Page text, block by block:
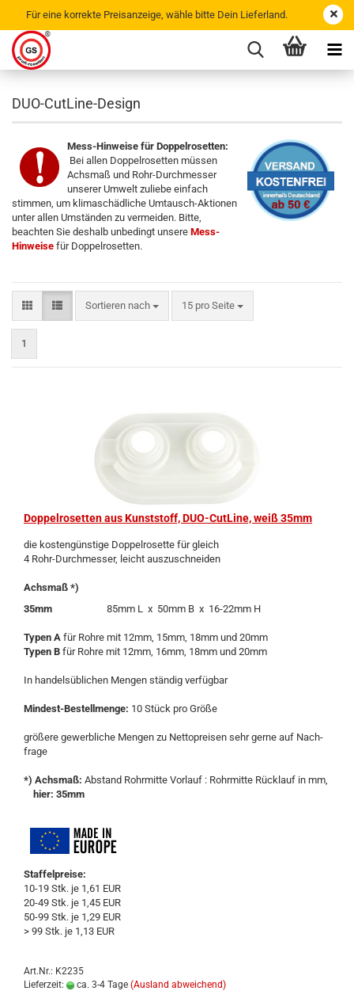
Für eine korrekte Preisanzeige, wähle bitte Dein Lieferland.
DUO-CutLine-Design
Mess-Hinweise für Doppelrosetten:
Bei allen Doppelrosetten müssen
Achsmaß und Rohr-Durchmesser
unserer Umwelt zuliebe einfach
stimmen, um klimaschädliche Umtausch-Aktionen
unter allen Umständen zu vermeiden. Bitte,
beachten Sie deshalb unbedingt unsere Mess-
Hinweise für Doppelrosetten.
Sortieren nach 15 pro Seite
1
Dop­pel­ro­set­ten aus Kunst­stoff, DUO-​Cut­Line, weiß 35mm
die kos­ten­güns­ti­ge Dop­pel­ro­set­te für gleich
4 Rohr-​Durchmesser, leicht aus­zu­schnei­den
Achs­maß *)
35mm
85mm L x 50mm B x 16-​22mm H
Typen A für Rohre mit 12mm, 15mm, 18mm und 20mm
Typen B für Rohre mit 12mm, 16mm, 18mm und 20mm
In han­dels­üb­li­chen Men­gen stän­dig ver­füg­bar
Mindest-​Bestellmenge: 10 Stück pro Größe
grö­ße­re ge­werb­li­che Men­gen zu Net­to­prei­sen sehr gerne auf Nach­
fra­ge
*) Achs­maß: Ab­stand Rohr­mit­te Vor­lauf : Rohr­mit­te Rück­lauf in mm,
hier: 35mm
Staffelpreise:
10-19 Stk. je 1,61 EUR
20-49 Stk. je 1,45 EUR
50-99 Stk. je 1,29 EUR
> 99 Stk. je 1,13 EUR
Art.Nr.: K2235
Lieferzeit:
ca. 3-4 Tage (Ausland abweichend)